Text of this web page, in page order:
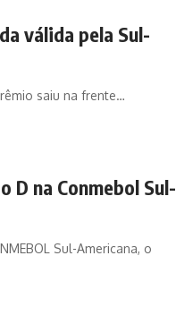
válida pela Sul-
saiu na frente…
D na Conmebol Sul-
Sul-Americana, o